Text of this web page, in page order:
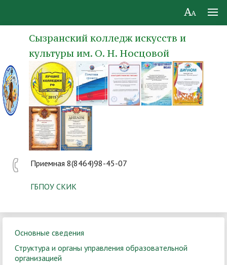
Сызранский колледж искусств и
культуры им. О. Н. Носцовой
Приемная 8(8464)98-45-07
ГБПОУ СКИК
Основные сведения
Структура и органы управления образовательной
организацией